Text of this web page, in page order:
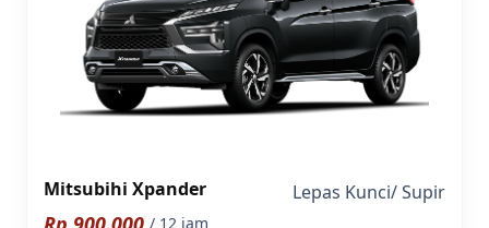
Mitsubihi Xpander Lepas Kunci/Supir
/ 12 jam